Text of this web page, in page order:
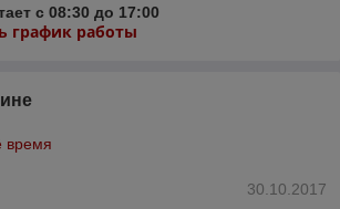
с 08:30 до 17:00
график работы
время
30.10.2017